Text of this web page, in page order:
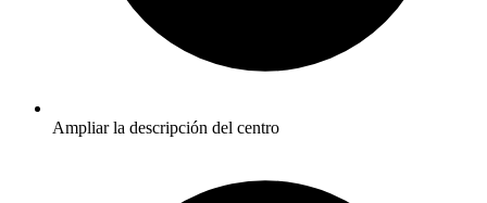
Ampliar la descripción del centro